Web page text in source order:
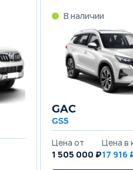
GAC
GS5
1 505 000 ₽17 916